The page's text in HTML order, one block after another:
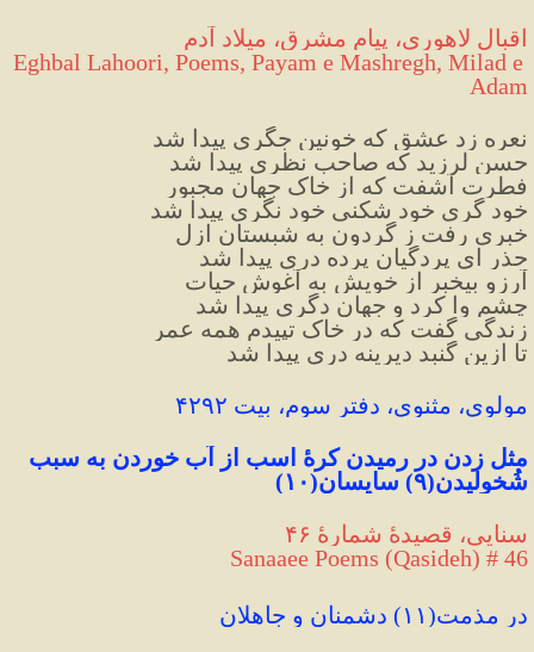
اقبال لاهوری، پیام مشرق، میلاد آدم
Eghbal Lahoori, Poems, Payam e Mashregh, Milad e
Adam
نعره زد عشق که خونین جگری پیدا شد
حسن لرزید که صاحب نظری پیدا شد
فطرت آشفت که از خاک جهان مجبور
خود گری خود شکنی خود نگری پیدا شد
خبری رفت ز گردون به شبستان ازل
حذر ای پردگیان پرده دری پیدا شد
آرزو بیخبر از خویش به آغوش حیات
چشم وا کرد و جهان دگری پیدا شد
زندگی گفت که در خاک تپیدم همه عمر
تا ازین گنبد دیرینه دری پیدا شد
مولوی، مثنوی، دفتر سوم، بیت ۴۲۹۲
شُخولیدن(۹) سایِسان(۱۰)
سنایی، قصیدهٔ شمارهٔ ۴۶
Sanaaee Poems (Qasideh) # 46
در مذمت(۱۱)
دشمنان و جاهلان